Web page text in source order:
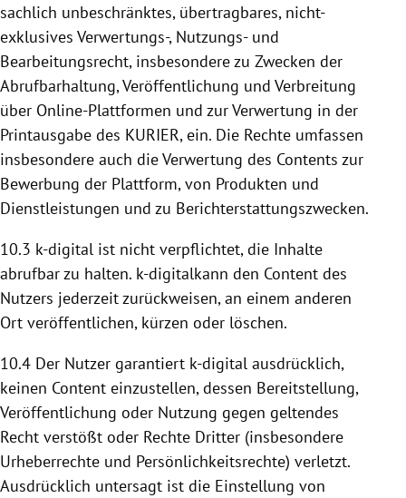
sachlich unbeschränktes, übertragbares, nicht-
exklusives Verwertungs-, Nutzungs- und
Bearbeitungsrecht, insbesondere zu Zwecken der
Abrufbarhaltung, Veröffentlichung und Verbreitung
über Online-Plattformen und zur Verwertung in der
Printausgabe des KURIER, ein. Die Rechte umfassen
insbesondere auch die Verwertung des Contents zur
Bewerbung der Plattform, von Produkten und
Dienstleistungen und zu Berichterstattungszwecken.
10.3 k-digital ist nicht verpflichtet, die Inhalte
abrufbar zu halten. k-digitalkann den Content des
Nutzers jederzeit zurückweisen, an einem anderen
Ort veröffentlichen, kürzen oder löschen.
10.4 Der Nutzer garantiert k-digital ausdrücklich,
keinen Content einzustellen, dessen Bereitstellung,
Veröffentlichung oder Nutzung gegen geltendes
Recht verstößt oder Rechte Dritter (insbesondere
Urheberrechte und Persönlichkeitsrechte) verletzt.
Ausdrücklich untersagt ist die Einstellung von